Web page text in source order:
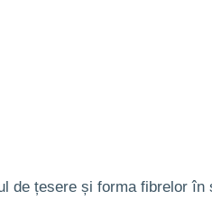
de țesere și forma fibrelor